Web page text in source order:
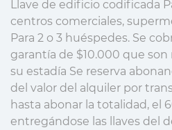
Llave de edificio codificada
centros comerciales,
Para 2 o 3 huéspedes. Se
garantía de $10.000 que
su estadía Se reserva
del valor del alquiler por
hasta abonar la totalidad, el
entregándose las llaves del